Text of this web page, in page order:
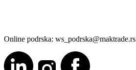
Online podrska: ws_podrska@maktrade.rs